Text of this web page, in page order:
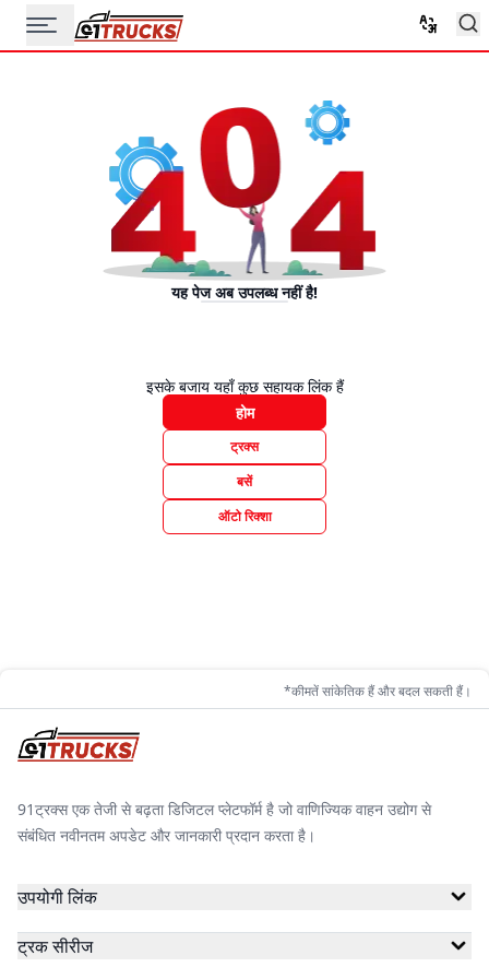
यह पेज अब उपलब्ध नहीं है!
इसके बजाय यहाँ कुछ सहायक लिंक हैं
होम
ट्रक्स
बसें
ऑटो रिक्शा
*कीमतें सांकेतिक हैं और बदल सकती हैं।
91ट्रक्स एक तेजी से बढ़ता डिजिटल प्लेटफॉर्म है जो वाणिज्यिक वाहन उद्योग से
संबंधित नवीनतम अपडेट और जानकारी प्रदान करता है।
उपयोगी लिंक
ट्रक सीरीज